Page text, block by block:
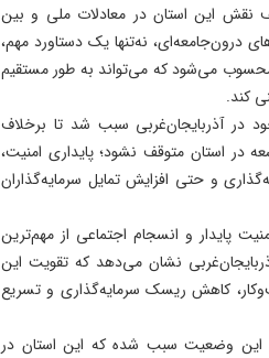
نقش این استان در معادلات ملی و بین
درون‌جامعه‌ای، نه‌تنها یک دستاورد مهم،
می‌شود که می‌تواند به‌ طور مستقیم
کند.
در آذربایجان‌غربی سبب شد تا برخلاف
استان متوقف نشود؛ پایداری امنیت،
و حتی افزایش تمایل سرمایه‌گذاران
پایدار و انسجام اجتماعی از مهم‌ترین
نشان می‌دهد که تقویت این
کاهش ریسک سرمایه‌گذاری و تسریع
این وضعیت سبب شده که این استان در